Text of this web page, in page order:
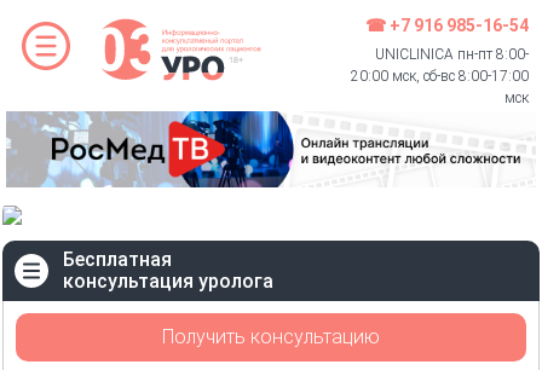
☎ +7 916 985-16-54
UNICLINICA пн-пт 8:00-
20:00 мск, сб-вс 8:00-17:00
мск
Бесплатная
консультация уролога
Получить консультацию